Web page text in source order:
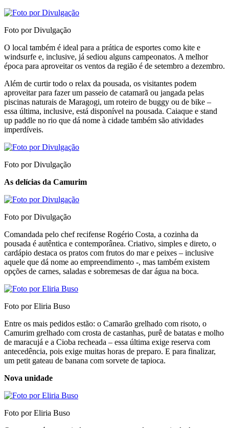
Foto por Divulgação
O local também é ideal para a prática de esportes como kite e
windsurfe e, inclusive, já sediou alguns campeonatos. A melhor
época para aproveitar os ventos da região é de setembro a dezembro.
Além de curtir todo o relax da pousada, os visitantes podem
aproveitar para fazer um passeio de catamarã ou jangada pelas
piscinas naturais de Maragogi, um roteiro de buggy ou de bike –
essa última, inclusive, está disponível na pousada. Caiaque e stand
up paddle no rio que dá nome à cidade também são atividades
imperdíveis.
Foto por Divulgação
As delícias da Camurim
Foto por Divulgação
Comandada pelo chef recifense Rogério Costa, a cozinha da
pousada é autêntica e contemporânea. Criativo, simples e direto, o
cardápio destaca os pratos com frutos do mar e peixes – inclusive
aquele que dá nome ao empreendimento -, mas também existem
opções de carnes, saladas e sobremesas de dar água na boca.
Foto por Eliria Buso
Entre os mais pedidos estão: o Camarão grelhado com risoto, o
Camurim grelhado com crosta de castanhas, purê de batatas e molho
de maracujá e a Cioba recheada – essa última exige reserva com
antecedência, pois exige muitas horas de preparo. E para finalizar,
um petit gateau de banana com sorvete de tapioca.
Nova unidade
Foto por Eliria Buso